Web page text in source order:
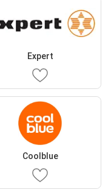
Expert
Coolblue